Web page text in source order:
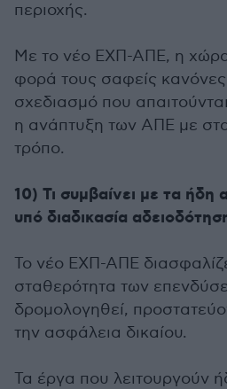
περιοχής.
Με το νέο ΕΧΠ-ΑΠΕ, η
φορά τους σαφείς κανόνες
σχεδιασμό που
η ανάπτυξη των ΑΠΕ με
τρόπο.
10) Τι συμβαίνει με τα ήδη
υπό διαδικασία
Το νέο ΕΧΠ-ΑΠΕ
σταθερότητα των
δρομολογηθεί,
την ασφάλεια δικαίου.
Τα έργα που λειτουργούν